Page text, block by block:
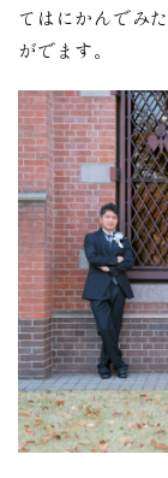
てはにかんでみ
がでます。